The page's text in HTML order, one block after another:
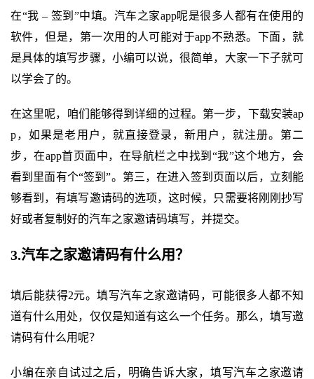
在“我 – 签到”中填。汽车之家app呢是很多人都有在使用的
软件，但是，第一次用的人可能对于app不熟悉。下面，就
是具体的填写步骤，小编可以说，很简单，大家一下子就可
以学会了的。
在这里呢，咱们能够得到详细的过程。第一步，下载安装ap
p，如果是老用户，就直接登录，新用户，就注册。第二
步，在app首页面中，在导航栏之中找到“我”这个地方，会
看到里面有个“签到”。第三，在进入签到页面以后，立刻能
够看到，有填写邀请码的选项，这时候，只需要将刚刚抄写
好或者复制好的汽车之家邀请码填写，并提交。
3.汽车之家邀请码有什么用？
填后能获得2元。填写汽车之家邀请码，可能很多人都不知
道有什么用处，仅仅是知道有这么一个任务。那么，填写邀
请码有什么用呢？
小编在亲自试过之后，明确告诉大家，填写汽车之家邀请